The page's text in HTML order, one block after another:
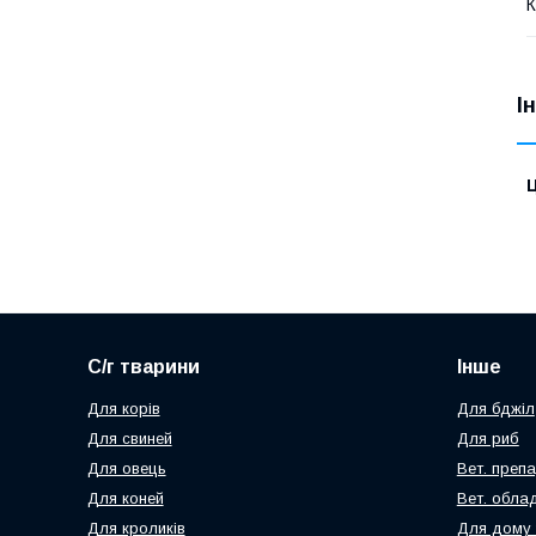
С/г тварини
Для корів
Для свиней
Для овець
Для коней
Для кроликів
Інше
Для бджіл
Для риб
Вет.
Вет.
Для дому